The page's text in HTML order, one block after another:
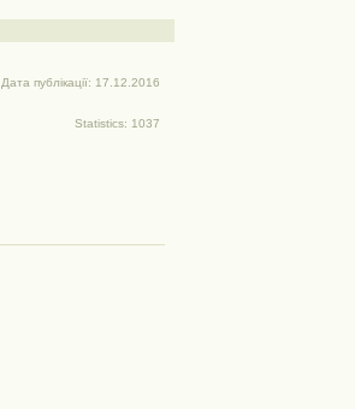
Дата публікації: 17.12.2016
Statistics: 1037